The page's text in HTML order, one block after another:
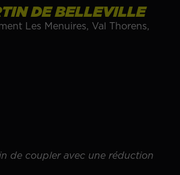
DE BELLEVILLE
Les Menuires, Val Thorens,
de coupler avec une réduction